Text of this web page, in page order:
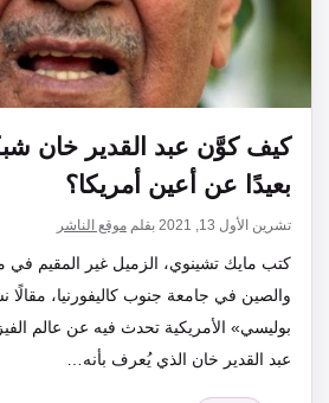
كيف كوَّن عبد القدير خان
بعيدًا عن أعين أمريكا؟
تشرين الأول 13, 2021 بقلم موقع الناشر
كتب مايك تشينوي، الزميل غير المقيم في
والصين في جامعة جنوب كاليفورنيا،
بوليسي» الأمريكية تحدث فيه عن عالم
عبد القدير خان الذي يُعرف بأنه…